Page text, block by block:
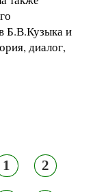
Б.В.Кузыка и
диалог,
1 2